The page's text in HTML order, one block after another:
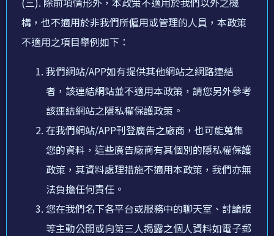
構，也不適用於非我們所僱用或管理的人員，本政策
不適用之項目舉例如下：
我們網站/APP如有提供其他網站之網路連結
者，該連結網站並不適用本政策，請您另外參考
該連結網站之隱私權保護政策。
在我們網站/APP刊登廣告之廠商，也可能蒐集
您的資料，這些廣告廠商有其個別的隱私權保護
政策，其資料處理措施不適用本政策，我們亦無
法負擔任何責任。
您在我們名下各平台或服務中的聊天室、討論版
等主動公開或向第三人揭露之個人資料如電子郵